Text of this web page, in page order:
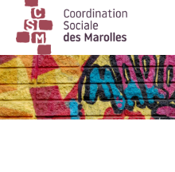
Main Navigation